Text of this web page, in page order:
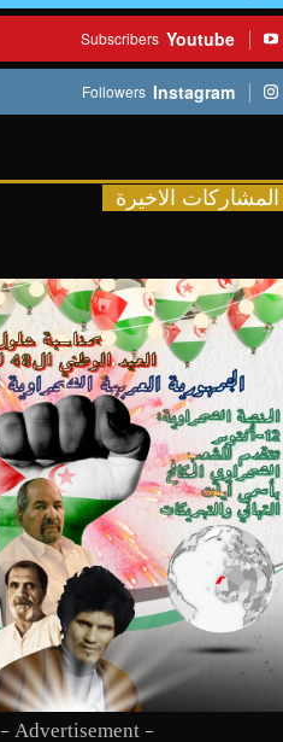
Youtube
Subscribers
Instagram
Followers
المشاركات الاخيرة
- Advertisement -